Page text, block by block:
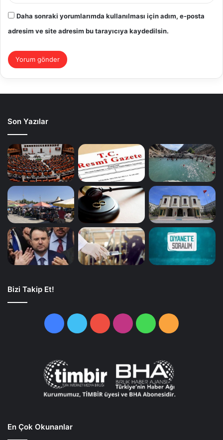
Daha sonraki yorumlarımda kullanılması için adım, e-posta
adresim ve site adresim bu tarayıcıya kaydedilsin.
Son Yazılar
Bizi Takip Et!
FacebookTwitterYouTubeInstagramWhatsApp
RSS
En Çok Okunanlar